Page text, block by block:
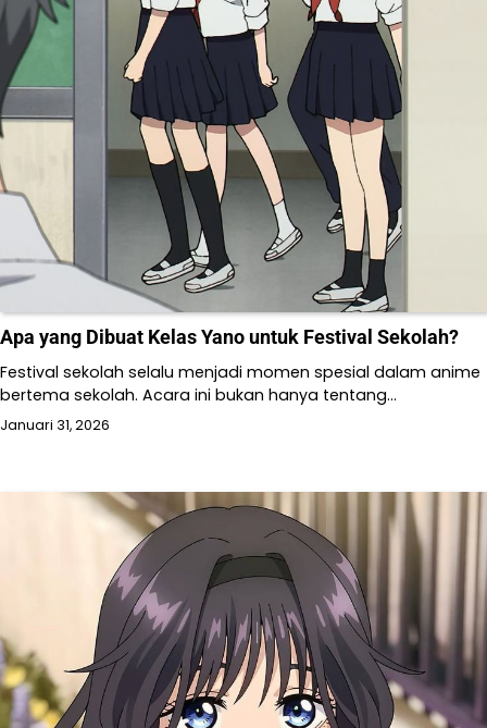
Apa yang Dibuat Kelas Yano untuk Festival Sekolah?
Festival sekolah selalu menjadi momen spesial dalam anime
bertema sekolah. Acara ini bukan hanya tentang…
Januari 31, 2026